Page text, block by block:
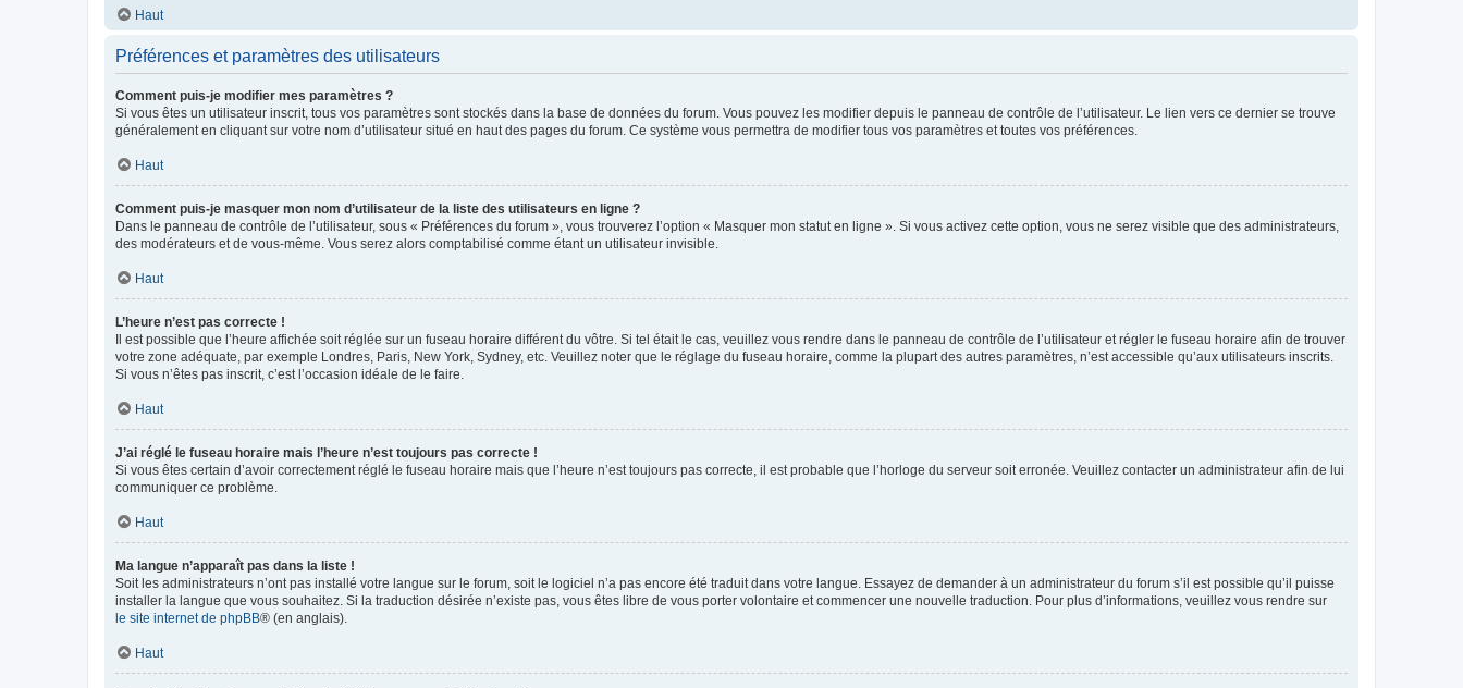
Haut
Préférences et paramètres des utilisateurs
Comment puis-je modifier mes paramètres ?
Si vous êtes un utilisateur inscrit, tous vos paramètres sont stockés dans la base de données du forum. Vous pouvez les modifier depuis le panneau de contrôle de l’utilisateur. Le lien vers ce dernier se trouve
généralement en cliquant sur votre nom d’utilisateur situé en haut des pages du forum. Ce système vous permettra de modifier tous vos paramètres et toutes vos préférences.
Haut
Comment puis-je masquer mon nom d’utilisateur de la liste des utilisateurs en ligne ?
Dans le panneau de contrôle de l’utilisateur, sous « Préférences du forum », vous trouverez l’option « Masquer mon statut en ligne ». Si vous activez cette option, vous ne serez visible que des administrateurs,
des modérateurs et de vous-même. Vous serez alors comptabilisé comme étant un utilisateur invisible.
Haut
L’heure n’est pas correcte !
Il est possible que l’heure affichée soit réglée sur un fuseau horaire différent du vôtre. Si tel était le cas, veuillez vous rendre dans le panneau de contrôle de l’utilisateur et régler le fuseau horaire afin de trouver
votre zone adéquate, par exemple Londres, Paris, New York, Sydney, etc. Veuillez noter que le réglage du fuseau horaire, comme la plupart des autres paramètres, n’est accessible qu’aux utilisateurs inscrits.
Si vous n’êtes pas inscrit, c’est l’occasion idéale de le faire.
Haut
J’ai réglé le fuseau horaire mais l’heure n’est toujours pas correcte !
Si vous êtes certain d’avoir correctement réglé le fuseau horaire mais que l’heure n’est toujours pas correcte, il est probable que l’horloge du serveur soit erronée. Veuillez contacter un administrateur afin de lui
communiquer ce problème.
Haut
Ma langue n’apparaît pas dans la liste !
Soit les administrateurs n’ont pas installé votre langue sur le forum, soit le logiciel n’a pas encore été traduit dans votre langue. Essayez de demander à un administrateur du forum s’il est possible qu’il puisse
installer la langue que vous souhaitez. Si la traduction désirée n’existe pas, vous êtes libre de vous porter volontaire et commencer une nouvelle traduction. Pour plus d’informations, veuillez vous rendre sur
le site internet de phpBB® (en anglais).
Haut